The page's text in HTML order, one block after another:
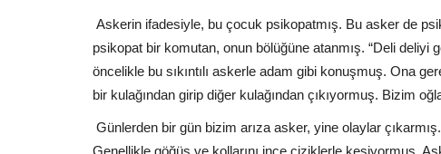
Askerin ifadesiyle, bu çocuk psikopatmış. Bu asker de
psikopat bir komutan, onun bölüğüne atanmış. “Deli deliyi
öncelikle bu sıkıntılı askerle adam gibi konuşmuş. Ona
bir kulağından girip diğer kulağından çıkıyormuş. Bizim
Günlerden bir gün bizim arıza asker, yine olaylar
Genellikle göğüs ve kollarını ince çiziklerle kesiyormuş.